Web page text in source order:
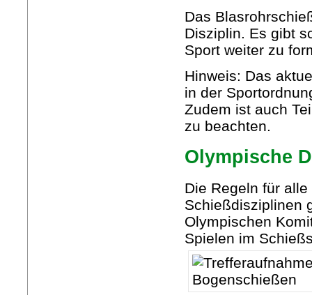
Das
Disziplin. Es gibt
Sport weiter zu
Hinweis: Das
in der
Zudem ist auch
zu beachten.
Olympische
Die Regeln für
Schießdisziplinen
Olympischen
Spielen im